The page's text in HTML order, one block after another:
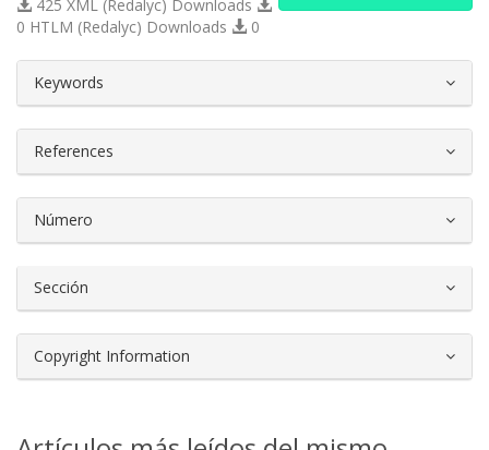
425 XML (Redalyc) Downloads
0 HTLM (Redalyc) Downloads
0
Keywords
References
Número
Sección
Copyright Information